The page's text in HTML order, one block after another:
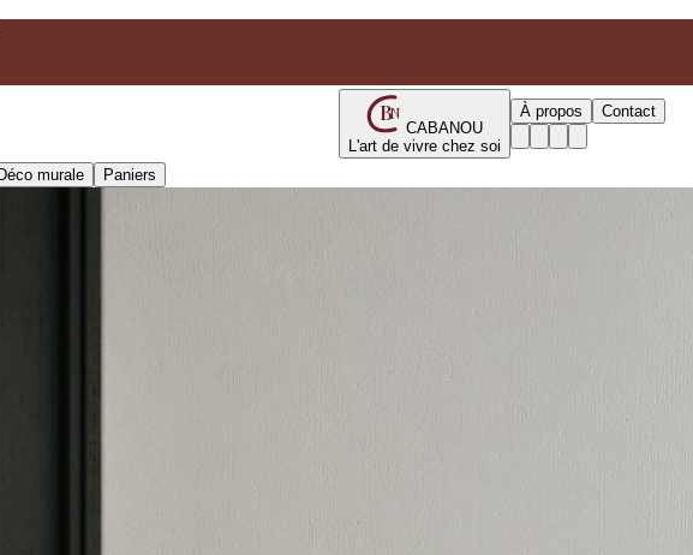
BN
CABANOU
L'art de vivre chez soi
À propos Contact
Déco murale Paniers